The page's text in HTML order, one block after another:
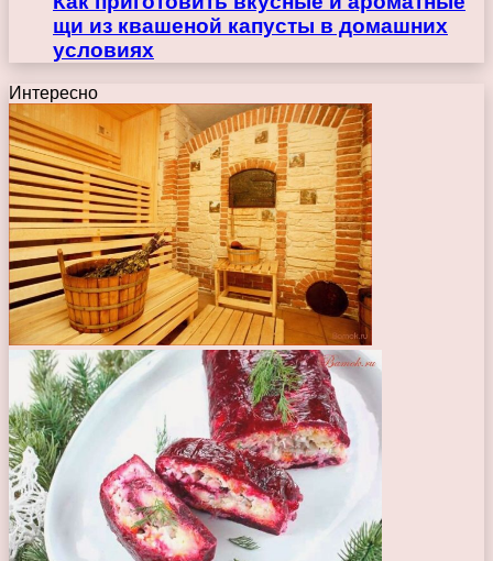
щи из квашеной капусты в домашних
условиях
Интересно